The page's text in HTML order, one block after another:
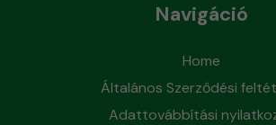
Navigáció
Home
Általános Szerződési
Adattovábbítási